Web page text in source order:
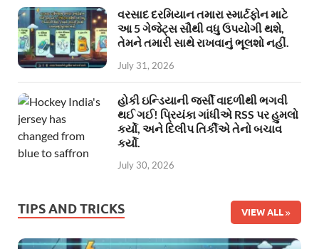
વરસાદ દરમિયાન તમારા સ્માર્ટફોન માટે
આ 5 ગેજેટ્સ સૌથી વધુ ઉપયોગી થશે,
તેમને તમારી સાથે રાખવાનું ભૂલશો નહીં.
July 31, 2026
હોકી ઇન્ડિયાની જર્સી વાદળીથી ભગવી
થઈ ગઈ! પ્રિયંકા ગાંધીએ RSS પર હુમલો
કર્યો, અને દિલીપ તિર્કીએ તેનો બચાવ
કર્યો.
July 30, 2026
TIPS AND TRICKS VIEW ALL